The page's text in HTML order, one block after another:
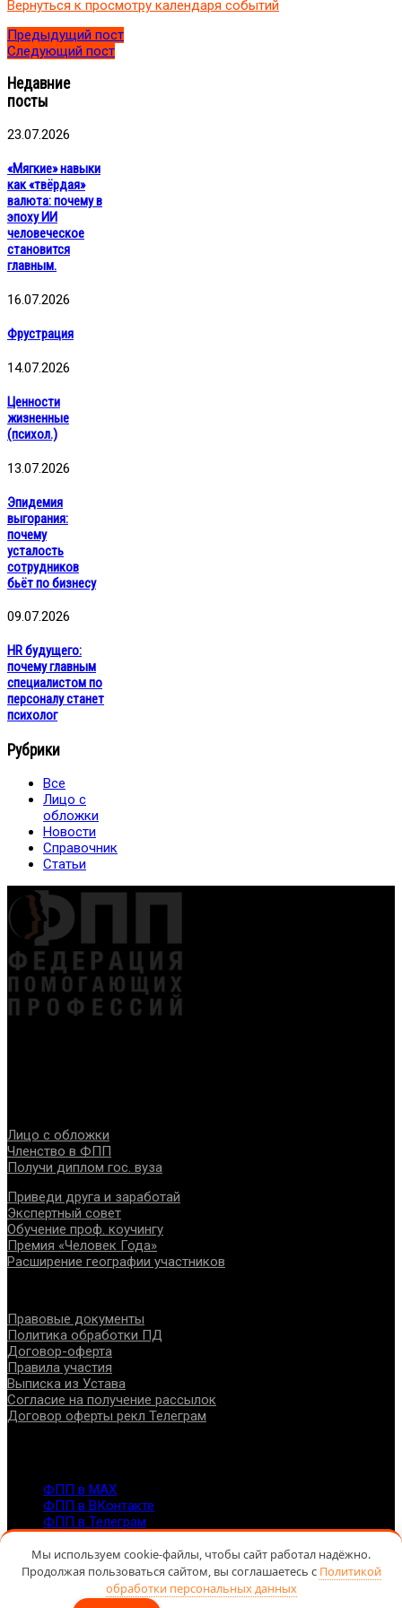
коуч
ICM,
эксперт
ФПП
Вернуться к просмотру календаря событий
Предыдущий пост
Следующий пост
Недавние
посты
23.07.2026
«Мягкие» навыки
как «твёрдая»
валюта: почему в
эпоху ИИ
человеческое
становится
главным.
16.07.2026
Фрустрация
14.07.2026
Ценности
жизненные
(психол.)
13.07.2026
Эпидемия
выгорания:
почему
усталость
сотрудников
бьёт по бизнесу
09.07.2026
HR будущего:
почему главным
специалистом по
персоналу станет
психолог
Рубрики
Все
Лицо с
обложки
Новости
Справочник
Статьи
Лицо с обложки
Членство в ФПП
Получи диплом гос. вуза
Приведи друга и заработай
Экспертный совет
Обучение проф. коучингу
Премия «Человек Года»
Расширение географии участников
Правовые документы
Политика обработки ПД
Договор-оферта
Правила участия
Выписка из Устава
Согласие на получение рассылок
Договор оферты рекл Телеграм
ФПП в МАХ
ФПП в ВКонтакте
ФПП в Телеграм
7-495-127-10-45
@ Федерация помогающих профессий, 2026
Мы используем cookie-файлы, чтобы сайт работал надёжно.
Продолжая пользоваться сайтом, вы соглашаетесь с Политикой
обработки персональных данных